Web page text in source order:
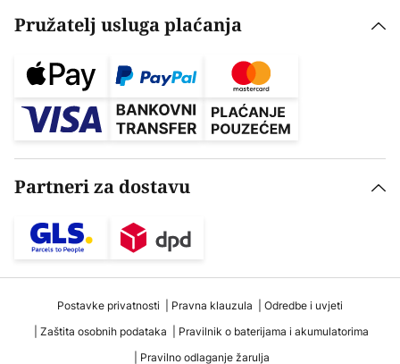
Pružatelj usluga plaćanja
Partneri za dostavu
Postavke privatnosti Pravna klauzula
Odredbe i uvjeti
Zaštita osobnih podataka
Pravilnik o baterijama i akumulatorima
Pravilno odlaganje žarulja